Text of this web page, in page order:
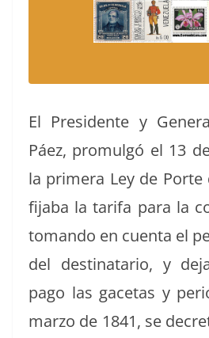
El Pres­i­dente y
Páez, pro­mul­gó el 13
la primera Ley de
fija­ba la tar­i­fa para la
toman­do en cuen­ta el
del des­ti­natario, y
pago las gac­etas y
mar­zo de 1841, se